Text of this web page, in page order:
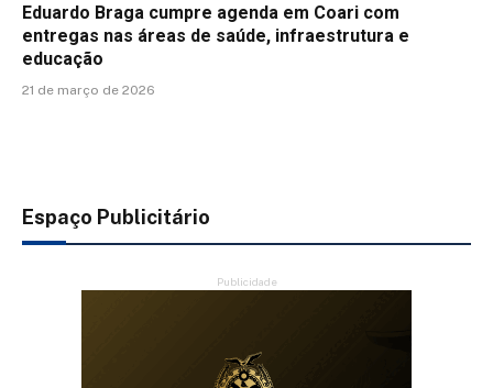
Eduardo Braga cumpre agenda em Coari com
entregas nas áreas de saúde, infraestrutura e
educação
21 de março de 2026
Espaço Publicitário
Publicidade